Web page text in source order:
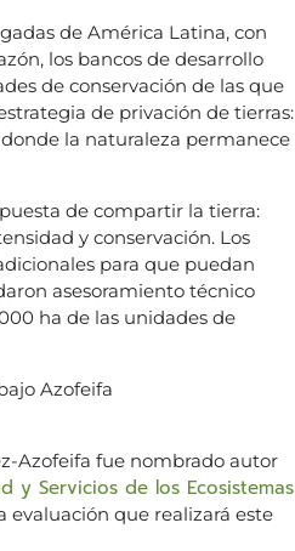
de América Latina, con
los bancos de desarrollo
de conservación de las que
de privación de tierras:
la naturaleza permanece
de compartir la tierra:
y conservación. Los
para que puedan
asesoramiento técnico
ha de las unidades de
Azofeifa
Azofeifa fue nombrado autor
y Servicios de los Ecosistemas
evaluación que realizará este